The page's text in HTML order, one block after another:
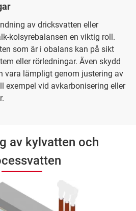
av dricksvatten eller
kolsyrebalansen en viktig roll.
som är i obalans kan på sikt
eller rörledningar. Även skydd
vara lämpligt genom justering av
exempel vid avkarbonisering eller
av kylvatten och